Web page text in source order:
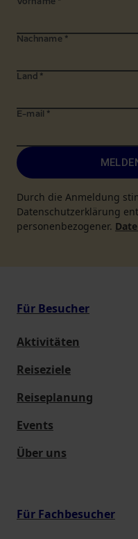
Vorname *
Nachname *
Land *
E-mail *
Durch die Anmeldung
Datenschutzerklärung
personenbezogener.
Für Besucher
Aktivitäten
Reiseziele
Reiseplanung
Events
Über uns
Für Fachbesucher